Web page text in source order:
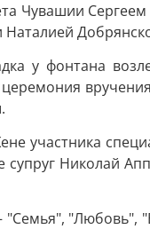
Чувашии
у фонтана
участника
супруг Николай
"Семья",